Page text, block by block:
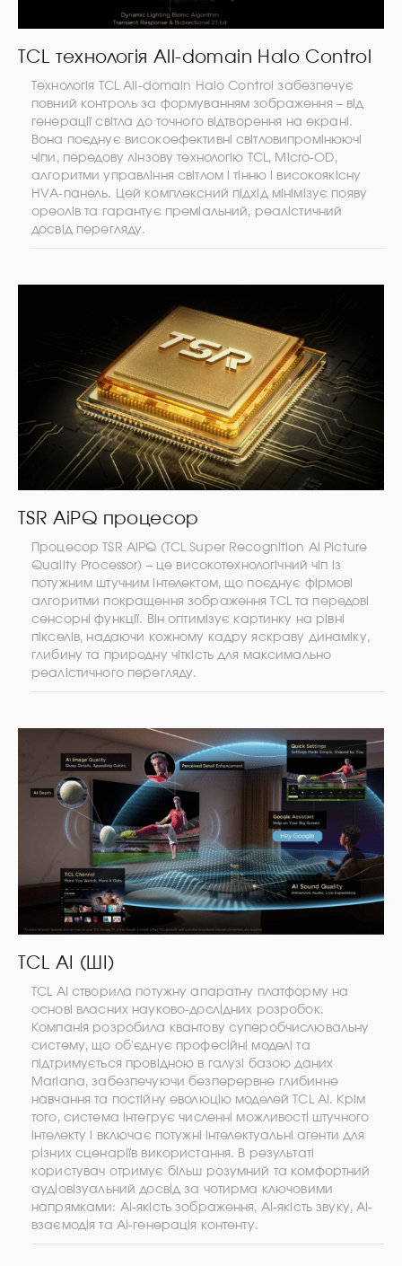
TCL технологія All-domain Halo Control
Технологія TCL All-domain Halo Control забезпечує
повний контроль за формуванням зображення – від
генерації світла до точного відтворення на екрані.
Вона поєднує високоефективні світловипромінюючі
чіпи, передову лінзову технологію TCL, Micro-OD,
алгоритми управління світлом і тінню і високоякісну
HVA-панель. Цей комплексний підхід мінімізує появу
ореолів та гарантує преміальний, реалістичний
досвід перегляду.
TSR AiPQ процесор
Процесор TSR AiPQ (TCL Super Recognition Ai Picture
Quality Processor) – це високотехнологічний чіп із
потужним штучним інтелектом, що поєднує фірмові
алгоритми покращення зображення TCL та передові
сенсорні функції. Він оптимізує картинку на рівні
пікселів, надаючи кожному кадру яскраву динаміку,
глибину та природну чіткість для максимально
реалістичного перегляду.
TCL AI (ШІ)
TCL AI створила потужну апаратну платформу на
основі власних науково-дослідних розробок.
Компанія розробила квантову суперобчислювальну
систему, що об'єднує професійні моделі та
підтримується провідною в галузі базою даних
Mariana, забезпечуючи безперервне глибинне
навчання та постійну еволюцію моделей TCL AI. Крім
того, система інтегрує численні можливості штучного
інтелекту і включає потужні інтелектуальні агенти для
різних сценаріїв використання. В результаті
користувач отримує більш розумний та комфортний
аудіовізуальний досвід за чотирма ключовими
напрямками: AI-якість зображення, AI-якість звуку, AI-
взаємодія та AI-генерація контенту.